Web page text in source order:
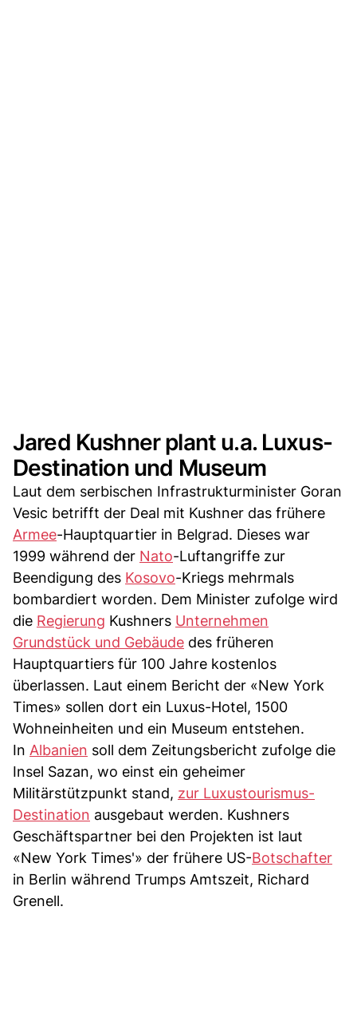
Jared Kushner plant u.a. Luxus-
Destination und Museum
Laut dem serbischen Infrastrukturminister Goran
Vesic betrifft der Deal mit Kushner das frühere
Armee-Hauptquartier in Belgrad. Dieses war
1999 während der Nato-Luftangriffe zur
Beendigung des Kosovo-Kriegs mehrmals
bombardiert worden. Dem Minister zufolge wird
die Regierung Kushners Unternehmen
Grundstück und Gebäude des früheren
Hauptquartiers für 100 Jahre kostenlos
überlassen. Laut einem Bericht der «New York
Times» sollen dort ein Luxus-Hotel, 1500
Wohneinheiten und ein Museum entstehen.
In Albanien soll dem Zeitungsbericht zufolge die
Insel Sazan, wo einst ein geheimer
Militärstützpunkt stand, zur Luxustourismus-
Destination ausgebaut werden. Kushners
Geschäftspartner bei den Projekten ist laut
«New York Times'» der frühere US-Botschafter
in Berlin während Trumps Amtszeit, Richard
Grenell.